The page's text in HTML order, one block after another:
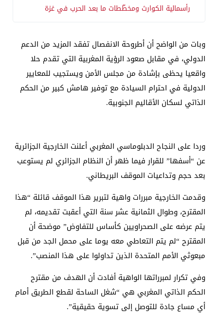
رأسمالية الكوارث ومخطّطات ما بعد الحرب في غزة
وبات من الواضح أن أطروحة الانفصال تفقد المزيد من الدعم
الدولي، في مقابل صعود الرؤية المغربية التي تقدم حلا
واقعيا يحظى بإشادة من مجلس الأمن ويستجيب للمعايير
الدولية في احترام السيادة مع توفير هامش كبير من الحكم
الذاتي لسكان الأقاليم الجنوبية.
وردا على النجاح الدبلوماسي المغربي أعلنت الخارجية الجزائرية
عن “أسفها” للقرار فيما ظهر أن النظام الجزائري لم يستوعب
بعد حجم وتداعيات الموقف البريطاني.
وقدمت الخارجية مبررات واهية لتبرير هذا الموقف قائلة “هذا
المقترح، وطوال الثمانية عشر سنة التي أعقبت تقديمه، لم
يتم عرضه على الصحراويين كأساس للتفاوض” موضحة أن
المقترح “لم يتم التعاطي معه يوما على محمل الجد من قبل
مبعوثي الأمم المتحدة الذين تداولوا على هذا المنصب”.
وفي تكرار لمبرراتها الواهية أفادت أن الهدف من مقترح
الحكم الذاتي المغربي هي “شغل الساحة لقطع الطريق أمام
أي مساع جادة للتوصل إلى تسوية حقيقية”.